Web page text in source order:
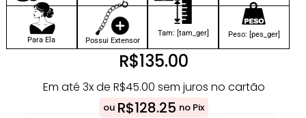
Para Ela Possui Extensor
Tam: [tam_ger] Peso: [pes_ger]
R$135.00
Em até 3x de R$45.00 sem juros no cartão
ou R$128.25 no Pix